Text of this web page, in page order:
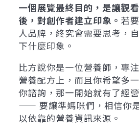
一個展覽最終目的，是讓觀
後，對創作者建立印象。 若
人品牌，終究會需要思考，
下什麼印象。
比方說你是一位營養師，專
營養配方上，而且你希望多
你諮詢，那一開始就有了經
—— 要讓準媽咪們，相信你
以依靠的營養資訊來源。